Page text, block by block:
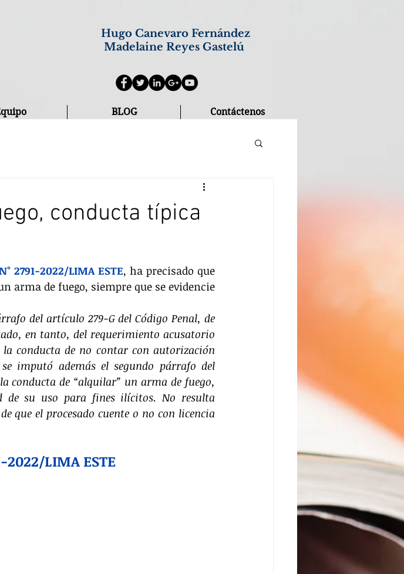
Hugo Canevaro Fernández
Madelaine Reyes Gastelú
BLOG Contáctenos
conducta típica
2791-2022/LIMA ESTE, ha precisado que
arma de fuego, siempre que se evidencie
del artículo 279-G del Código Penal, de
en tanto, del requerimiento acusatorio
conducta de no contar con autorización
imputó además el segundo párrafo del
conducta de “alquilar” un arma de fuego,
de su uso para fines ilícitos. No resulta
que el procesado cuente o no con licencia
2022/LIMA ESTE